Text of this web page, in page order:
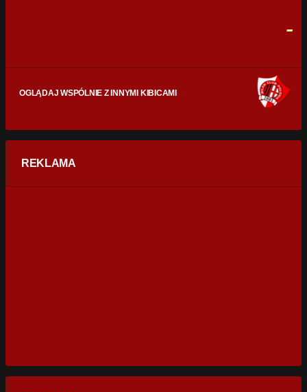
-
OGLĄDAJ WSPÓLNIE Z INNYMI KIBICAMI
REKLAMA